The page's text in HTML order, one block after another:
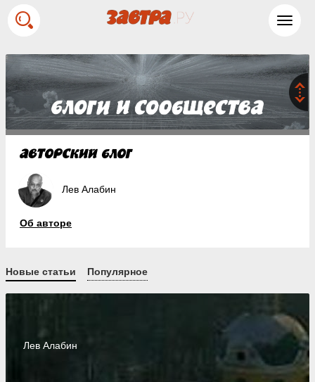
Лев Алабин
Об авторе
Новые статьи Популярное
Лев Алабин